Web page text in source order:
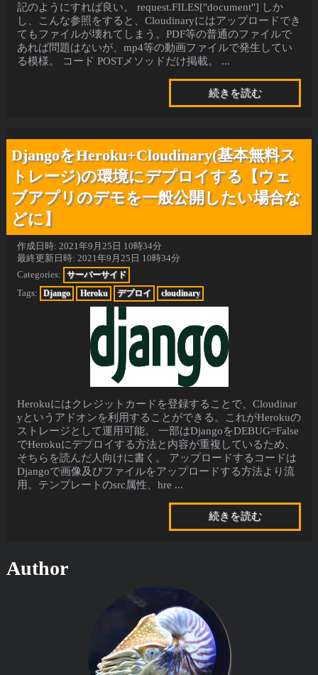
記のようにすれば良い。 request.FILES["document"] しか
し、こんな参照をすると、Cloudinaryにはアップロードでき
てもファイルが壊れてしまう。PDF等の普通のファイルで
あれば問題はないが、mp4等の動画ファイルで発生してい
る模様。 コード POSTメソッドだけ掲載。 ...
続きを読む
DjangoをHeroku+Cloudinary(基本無料ス
トレージ)の環境にデプロイする【ウェ
ブアプリのデモを一般公開したい場合な
どに】
作成日時: 2021年9月25日 10時34分
最終更新日時: 2021年9月25日 10時34分
Categories:
サーバーサイド
Tags:
Django Heroku デプロイ cloudinary
Herokuにはクレジットカードを登録することで、Cloudinar
yというアドオンを利用することができる。これがHerokuの
ストレージとして運用可能。 一部はDjangoをDEBUG=False
でHerokuにデプロイする方法と内容が重複しているため、
そちらを読んだ人向けに書く。 アップロードするコードは
Djangoで画像及びファイルをアップロードする方法より流
用。テンプレートのsrc属性、hre ...
続きを読む
Author